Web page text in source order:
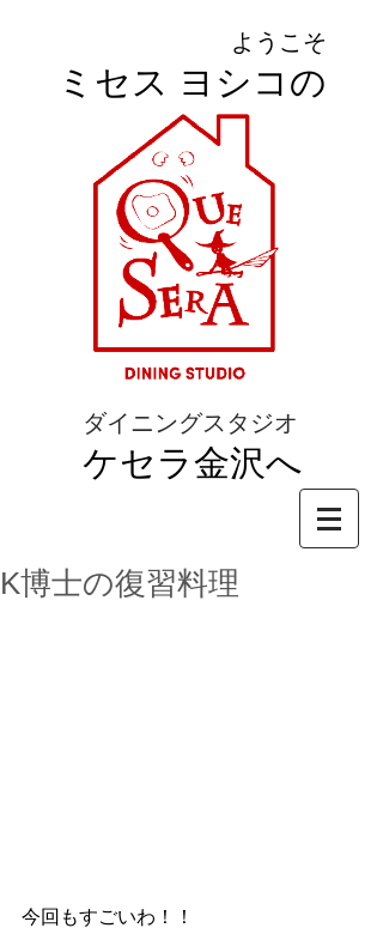
ようこそ
ミセス ヨシコの
ダイニングスタジオ
ケセラ金沢へ
K博士の復習料理
今回もすごいわ！！